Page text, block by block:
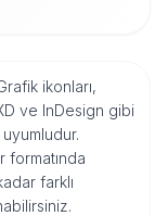
ikonları,
ve InDesign gibi
farklı